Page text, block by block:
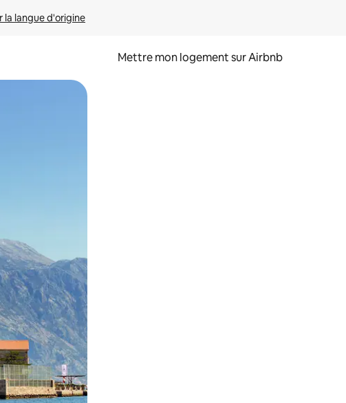
la langue d'origine
Mettre mon logement sur Airbnb
en faisant glisser.